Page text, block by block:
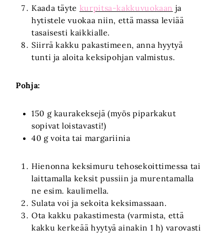
Kaada täyte kurpitsa-kakkuvuokaan ja
hytistele vuokaa niin, että massa leviää
tasaisesti kaikkialle.
Siirrä kakku pakastimeen, anna hyytyä
tunti ja aloita keksipohjan valmistus.
Pohja:
150 g kaurakeksejä (myös piparkakut
sopivat loistavasti!)
40 g voita tai margariinia
Hienonna keksimuru tehosekoittimessa tai
laittamalla keksit pussiin ja murentamalla
ne esim. kaulimella.
Sulata voi ja sekoita keksimassaan.
Ota kakku pakastimesta (varmista, että
kakku kerkeää hyytyä ainakin 1 h) varovasti